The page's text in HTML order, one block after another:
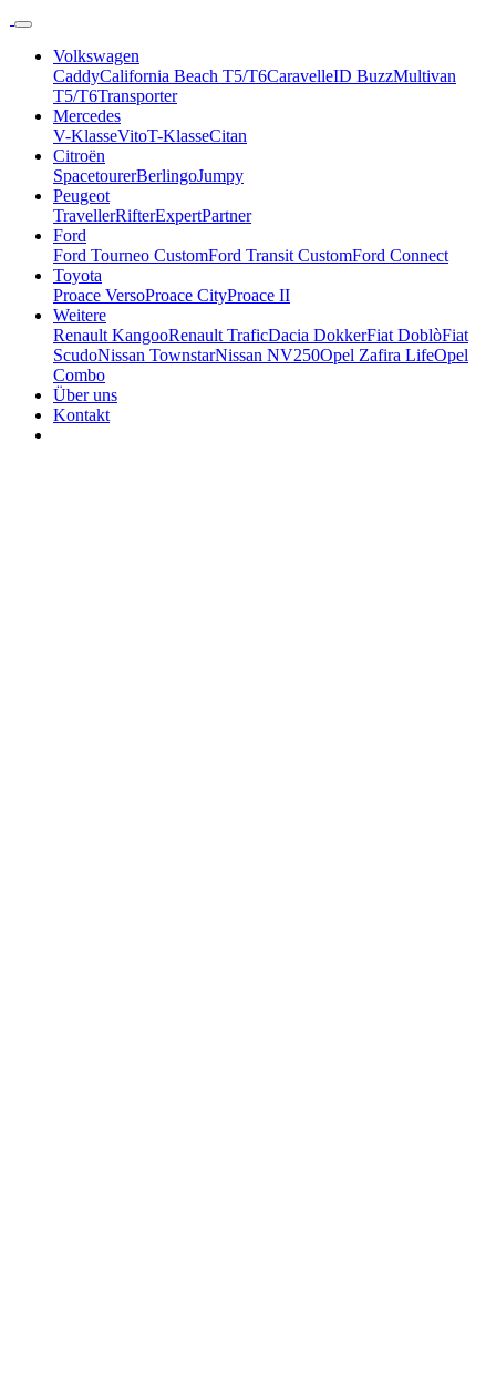
Volkswagen
CaddyCalifornia Beach T5/T6CaravelleID BuzzMultivan
T5/T6Transporter
Mercedes
V-KlasseVitoT-KlasseCitan
Citroën
SpacetourerBerlingoJumpy
Peugeot
TravellerRifterExpertPartner
Ford
Ford Tourneo CustomFord Transit CustomFord Connect
Toyota
Proace VersoProace CityProace II
Weitere
Renault KangooRenault TraficDacia DokkerFiat DoblòFiat
ScudoNissan TownstarNissan NV250Opel Zafira LifeOpel
Combo
Über uns
Kontakt